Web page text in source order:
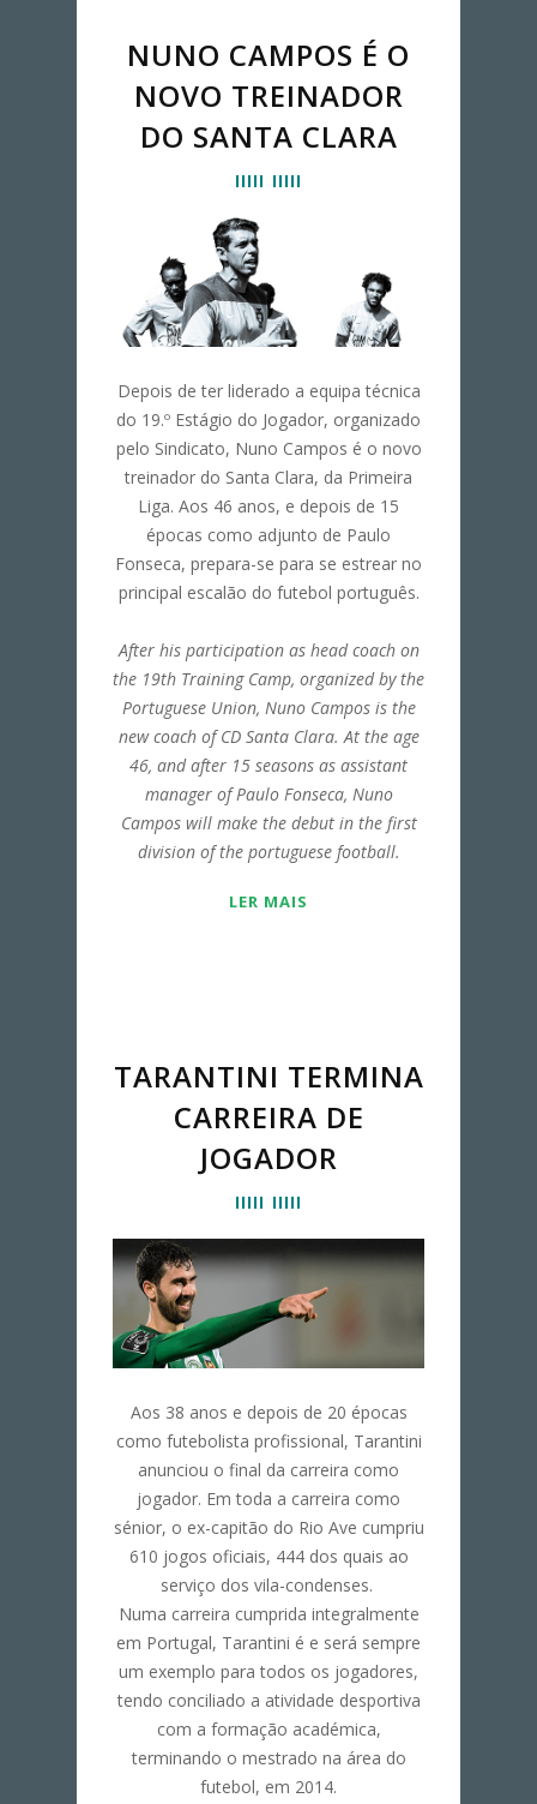
NUNO CAMPOS É O
NOVO TREINADOR
DO SANTA CLARA
Depois de ter liderado a equipa técnica
do 19.º Estágio do Jogador, organizado
pelo Sindicato, Nuno Campos é o novo
treinador do Santa Clara, da Primeira
Liga. Aos 46 anos, e depois de 15
épocas como adjunto de Paulo
Fonseca, prepara-se para se estrear no
principal escalão do futebol português.
After his participation as head coach on
the 19th Training Camp, organized by the
Portuguese Union, Nuno Campos is the
new coach of CD Santa Clara. At the age
46, and after 15 seasons as assistant
manager of Paulo Fonseca, Nuno
Campos will make the debut in the first
division of the portuguese football.
LER MAIS
TARANTINI TERMINA
CARREIRA DE
JOGADOR
Aos 38 anos e depois de 20 épocas
como futebolista profissional, Tarantini
anunciou o final da carreira como
jogador. Em toda a carreira como
sénior, o ex-capitão do Rio Ave cumpriu
610 jogos oficiais, 444 dos quais ao
serviço dos vila-condenses.
Numa carreira cumprida integralmente
em Portugal, Tarantini é e será sempre
um exemplo para todos os jogadores,
tendo conciliado a atividade desportiva
com a formação académica,
terminando o mestrado na área do
futebol, em 2014.